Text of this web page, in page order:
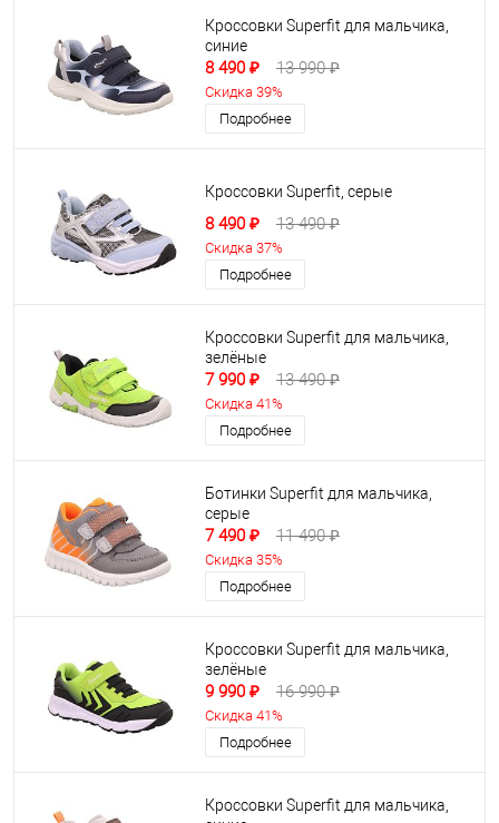
Кроссовки Superfit для мальчика,
синие
8 490 ₽ 13 990 ₽
Скидка 39%
Подробнее
Кроссовки Superfit, серые
8 490 ₽ 13 490 ₽
Скидка 37%
Подробнее
Кроссовки Superfit для мальчика,
зелёные
7 990 ₽ 13 490 ₽
Скидка 41%
Подробнее
Ботинки Superfit для мальчика,
серые
7 490 ₽ 11 490 ₽
Скидка 35%
Подробнее
Кроссовки Superfit для мальчика,
зелёные
9 990 ₽ 16 990 ₽
Скидка 41%
Подробнее
Кроссовки Superfit для мальчика,